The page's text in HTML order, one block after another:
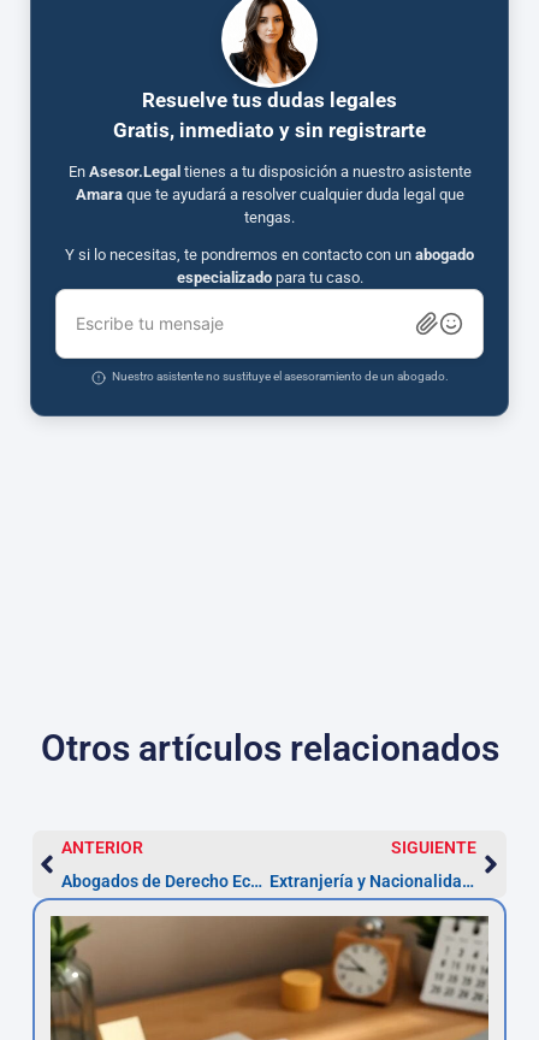
Resuelve tus dudas legales
Gratis, inmediato y sin registrarte
En Asesor.Legal tienes a tu disposición a nuestro asistente
Amaraque te ayudará a resolver cualquier duda legal que
tengas.
Y si lo necesitas, te pondremos en contacto con un abogado
especializadopara tu caso.
Escribe tu mensaje
Nuestro asistente no sustituye el asesoramiento de un abogado.
Otros artículos relacionados
ANTERIOR
Abogados de Derecho Económico Penal en San Cristóbal de La Laguna
SIGUIENTE
Extranjería y Nacionalidad en La Laguna — Plazo 2 meses